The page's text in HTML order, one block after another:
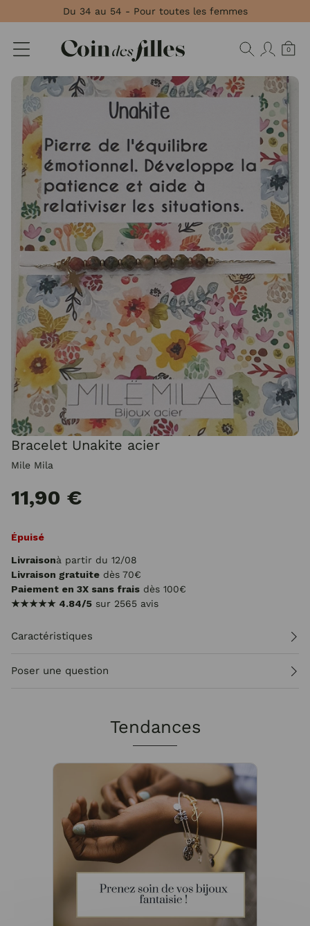
Du 34 au 54 - Pour toutes les femmes
0
Bracelet Unakite acier
Mile Mila
11,90 €
Épuisé
Livraisonà partir du 12/08
Livraison gratuite dès 70€
Paiement en 3X sans frais dès 100€
★★★★★ 4.84/5 sur 2565 avis
Caractéristiques
Poser une question
Tendances
Panneau de gestion des cookies